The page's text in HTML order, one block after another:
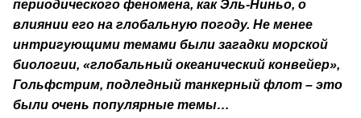
периодического феномена, как Эль-Ниньо, о
влиянии его на глобальную погоду. Не менее
интригующими темами были загадки морской
биологии, «глобальный океанический конвейер»,
Гольфстрим, подледный танкерный флот – это
были очень популярные темы…